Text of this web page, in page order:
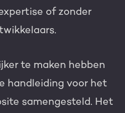
of zonder
te maken hebben
handleiding voor het
samengesteld. Het